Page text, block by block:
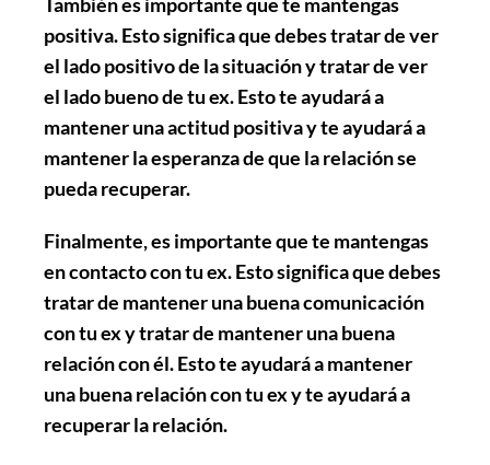
positiva. Esto significa que debes tratar de ver
el lado positivo de la situación y tratar de ver
el lado bueno de tu ex. Esto te ayudará a
mantener una actitud positiva y te ayudará a
mantener la esperanza de que la relación se
pueda recuperar.
Finalmente, es importante quete mantengas
en contacto con tu ex. Esto significa que debes
tratar de mantener una buena comunicación
con tu ex y tratar de mantener una buena
relación con él. Esto te ayudará a mantener
una buena relación con tu ex y te ayudará a
recuperar la relación.